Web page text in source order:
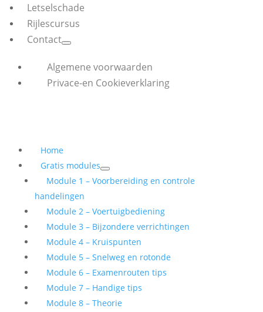
Letselschade
Rijlescursus
Contact
Algemene voorwaarden
Privace-en Cookieverklaring
Home
Gratis modules
Module 1 – Voorbereiding en controle
handelingen
Module 2 – Voertuigbediening
Module 3 – Bijzondere verrichtingen
Module 4 – Kruispunten
Module 5 – Snelweg en rotonde
Module 6 – Examenrouten tips
Module 7 – Handige tips
Module 8 – Theorie